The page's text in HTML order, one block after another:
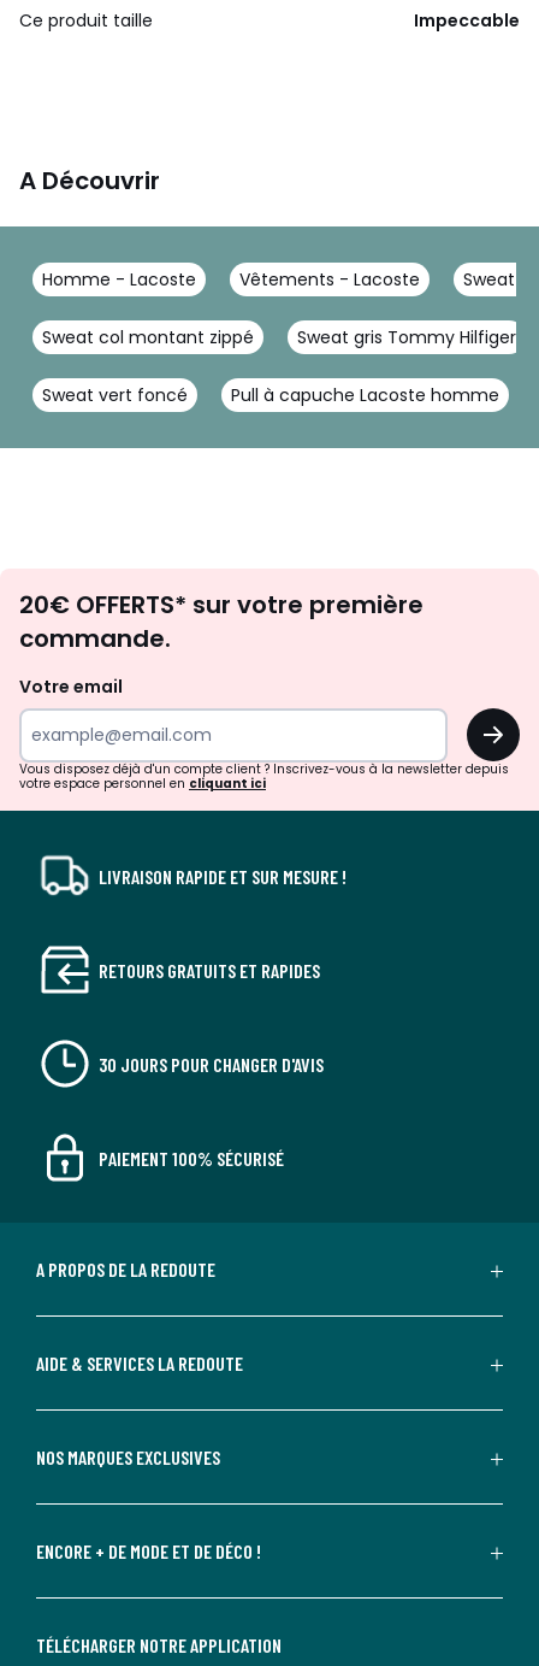
Ce produit taille Impeccable
A Découvrir
Homme - Lacoste Vêtements - Lacoste Sweat -
Sweat col montant zippé Sweat gris Tommy Hilfiger
Sweat vert foncé Pull à capuche Lacoste homme
d'inspirations
surprises?
20€ OFFERTS* sur votre première
commande.
Votre email
OK
Vous disposez déjà d'un compte client ? Inscrivez-vous à la newsletter depuis
votre espace personnel en cliquant ici
LIVRAISON RAPIDE ET SUR MESURE !
RETOURS GRATUITS ET RAPIDES
30 JOURS POUR CHANGER D'AVIS
PAIEMENT 100% SÉCURISÉ
A PROPOS DE LA REDOUTE
AIDE & SERVICES LA REDOUTE
NOS MARQUES EXCLUSIVES
ENCORE + DE MODE ET DE DÉCO !
TÉLÉCHARGER NOTRE APPLICATION